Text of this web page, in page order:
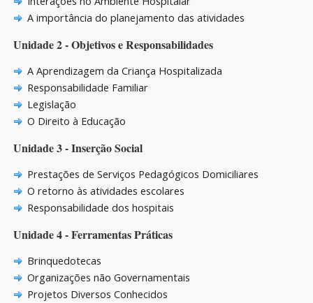
A importância do planejamento das atividades
Unidade 2 - Objetivos e Responsabilidades
A Aprendizagem da Criança Hospitalizada
Responsabilidade Familiar
Legislação
O Direito à Educação
Unidade 3 - Inserção Social
Prestações de Serviços Pedagógicos Domiciliares
O retorno às atividades escolares
Responsabilidade dos hospitais
Unidade 4 - Ferramentas Práticas
Brinquedotecas
Organizações não Governamentais
Projetos Diversos Conhecidos